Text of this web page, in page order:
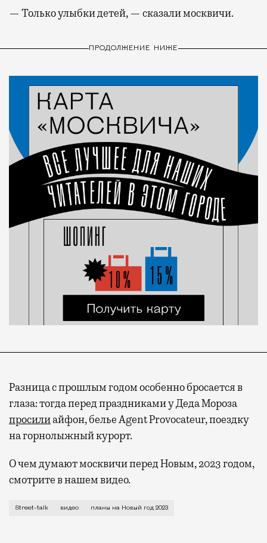
— Только улыбки детей, — сказали москвичи.
ПРОДОЛЖЕНИЕ НИЖЕ
Разница с прошлым годом особенно бросается в
глаза: тогда перед праздниками у Деда Мороза
просилиайфон, белье Agent Provocateur, поездку
на горнолыжный курорт.
О чем думают москвичи перед Новым, 2023 годом,
смотрите в нашем видео.
До Нового года осталось чуть больше недели, и
Street-talk видео планы на Новый год 2023